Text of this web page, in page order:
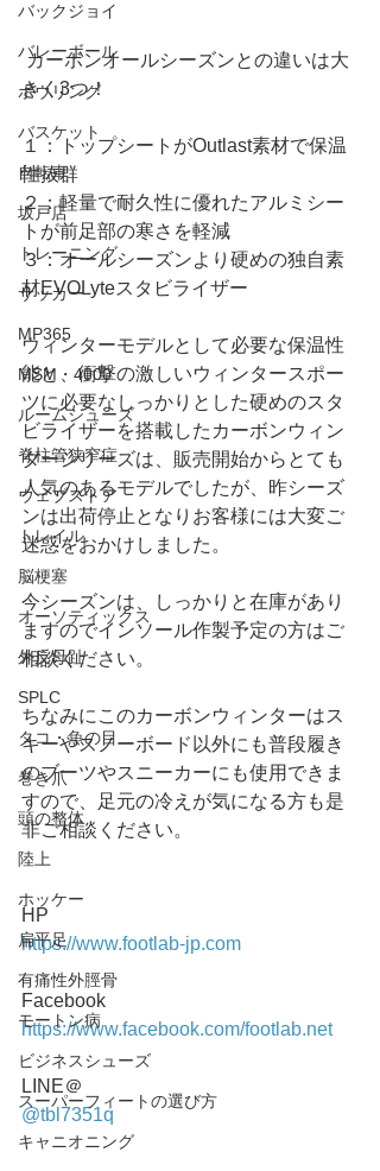
バックジョイ
バレーボール
ボウリング
バスケット
自転車
坂戸店
トレーニング
サッカー
MP365
MSM・4000
ルームシューズ
脊柱管狭窄症
ウェブストア
トレイル
脳梗塞
オーソティックス
外反母趾
SPLC
タコ・魚の目
巻き爪
頭の整体
陸上
ホッケー
扁平足
有痛性外脛骨
モートン病
ビジネスシューズ
スーパーフィートの選び方
キャニオニング
カーボンオールシーズンとの違いは大
きく3つ！
１：トップシートがOutlast素材で保温
性抜群
２：軽量で耐久性に優れたアルミシー
トが前足部の寒さを軽減
３：オールシーズンより硬めの独自素
材EVOLyteスタビライザー
ウィンターモデルとして必要な保温性
能と、衝撃の激しいウィンタースポー
ツに必要なしっかりとした硬めのスタ
ビライザーを搭載したカーボンウィン
ターシリーズは、販売開始からとても
人気のあるモデルでしたが、昨シーズ
ンは出荷停止となりお客様には大変ご
迷惑をおかけしました。
今シーズンは、しっかりと在庫があり
ますのでインソール作製予定の方はご
相談ください。
ちなみにこのカーボンウィンターはス
キーやスノーボード以外にも普段履き
のブーツやスニーカーにも使用できま
すので、足元の冷えが気になる方も是
非ご相談ください。
HP
https://www.footlab-jp.com
Facebook
https://www.facebook.com/footlab.net
LINE＠
@tbl7351q